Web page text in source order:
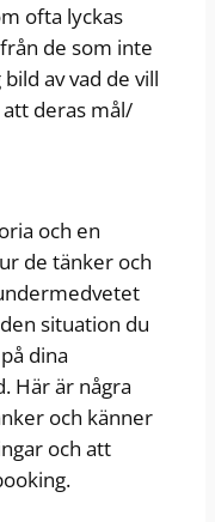
ofta lyckas
de som inte
av vad de vill
deras mål/
och en
de tänker och
situation du
dina
Här är några
och känner
och att